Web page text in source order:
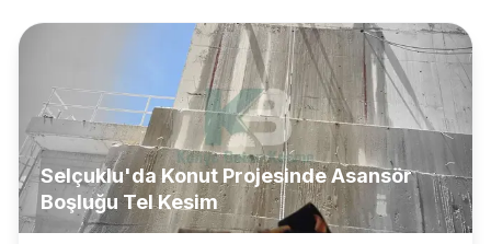
Selçuklu'da Konut Projesinde Asansör
Boşluğu Tel Kesim